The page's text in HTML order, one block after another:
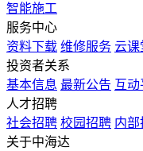
智能施工
服务中心
资料下载 维修服务 云课
投资者关系
基本信息 最新公告 互动
人才招聘
社会招聘 校园招聘 内部
关于中海达